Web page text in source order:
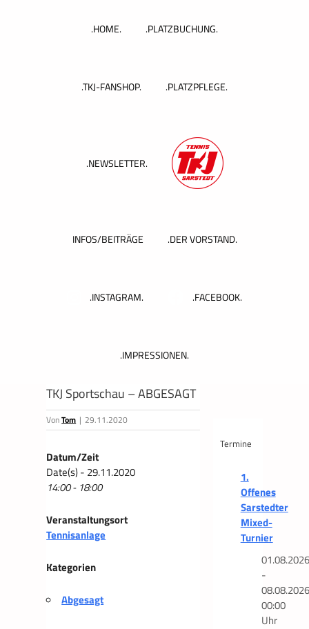
.HOME. .PLATZBUCHUNG.
.TKJ-FANSHOP. .PLATZPFLEGE.
.NEWSLETTER.
INFOS/BEITRÄGE .DER VORSTAND.
.INSTAGRAM. .FACEBOOK.
.IMPRESSIONEN.
TKJ Sportschau – ABGESAGT
VonTom | 29.11.2020
Datum/Zeit
Date(s) - 29.11.2020
14:00 - 18:00
Veranstaltungsort
Tennisanlage
Kategorien
Abgesagt
Termine
1.
Offenes
Sarstedter
Mixed-
Turnier
01.08.2026
-
08.08.2026
00:00
Uhr